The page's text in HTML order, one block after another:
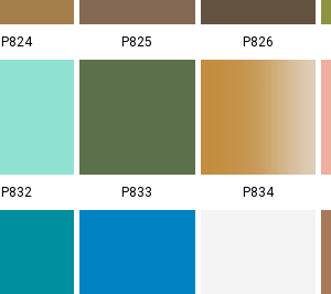
P824 P825 P826
P832 P833 P834